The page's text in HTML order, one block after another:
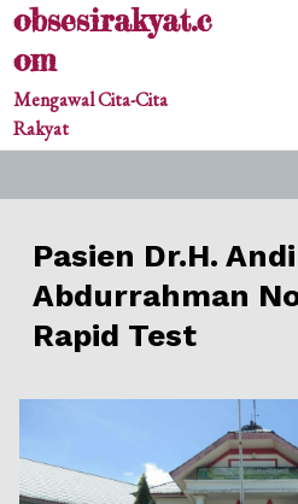
Skipobsesirakyat.c
om
Mengawal Cita-Cita
Rakyat
Pasien Dr.H. Andi
Abdurrahman
Rapid Test